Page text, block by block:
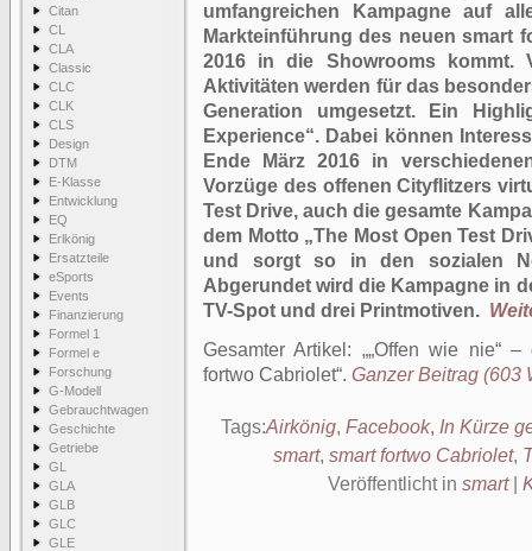
Citan
CL
CLA
Classic
CLC
CLK
CLS
Design
DTM
E-Klasse
Entwicklung
EQ
Erlkönig
Ersatzteile
eSports
Events
Finanzierung
Formel 1
Formel e
Forschung
G-Modell
Gebrauchtwagen
Geschichte
Getriebe
GL
GLA
GLB
GLC
GLE
umfangreichen Kampagne auf
Markteinführung des neuen smart
2016 in die Showrooms kommt.
Aktivitäten werden für das
Generation umgesetzt. Ein
Experience“. Dabei können
Ende März 2016 in
Vorzüge des offenen Cityflitzers
Test Drive, auch die gesamte
dem Motto „The Most Open Test
und sorgt so in den sozialen
Abgerundet wird die Kampagne in
TV-Spot und drei Printmotiven.
Gesamter Artikel:
„Offen wie nie“
fortwo Cabriolet . Ganzer Beitrag (603
Tags:Airkönig, Facebook, In Kürze
smart, smart fortwo Cabriolet,
Veröffentlicht in smart|